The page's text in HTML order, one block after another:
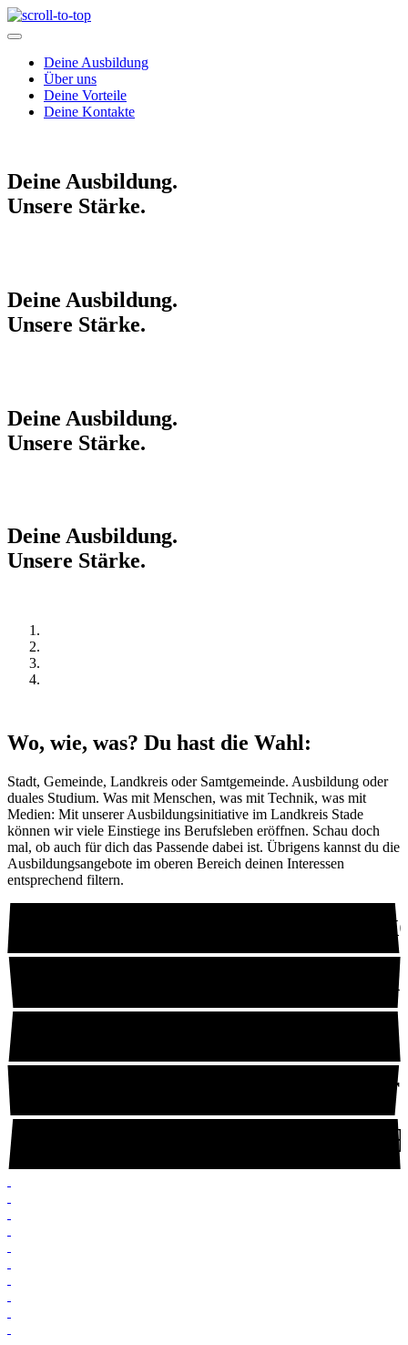
Deine Ausbildung
Über uns
Deine Vorteile
Deine Kontakte
Deine Ausbildung.
Unsere Stärke.
Deine Ausbildung.
Unsere Stärke.
Deine Ausbildung.
Unsere Stärke.
Deine Ausbildung.
Unsere Stärke.
Wo, wie, was? Du hast die Wahl:
Stadt, Gemeinde, Landkreis oder Samtgemeinde. Ausbildung oder
duales Studium. Was mit Menschen, was mit Technik, was mit
Medien: Mit unserer Ausbildungsinitiative im Landkreis Stade
können wir viele Einstiege ins Berufsleben eröffnen. Schau doch
mal, ob auch für dich das Passende dabei ist. Übrigens kannst du die
Ausbildungsangebote im oberen Bereich deinen Interessen
entsprechend filtern.
Alles
Meist
Wenig im
Auch an der